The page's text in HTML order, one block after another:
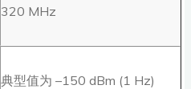
320 MHz
典型值为 –150 dBm (1 Hz)